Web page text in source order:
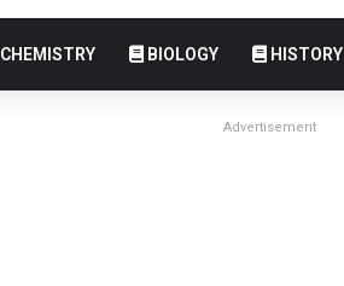
CHEMISTRY BIOLOGY HISTORY
Advertisement